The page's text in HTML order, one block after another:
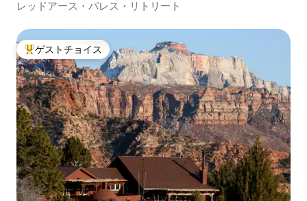
レッドアース・パレス・リトリート
大好評のゲストチョイスです。
ゲストチョイス